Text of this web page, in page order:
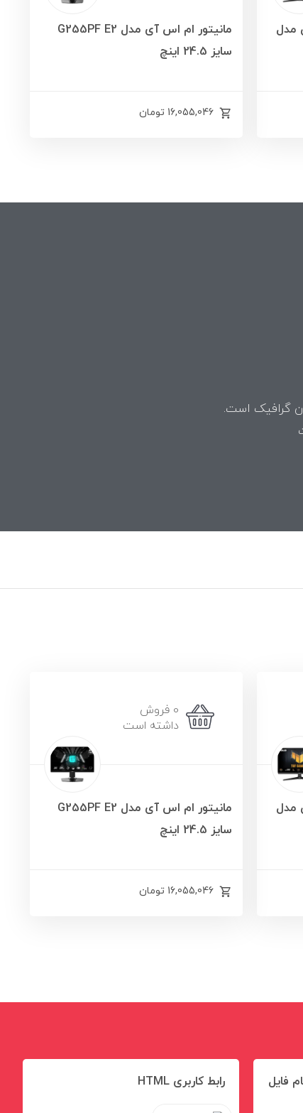
مدل
مانیتور ام اس آی مدل G255PF E2
سایز 24.5 اینچ
16,055,046 تومان
گرافیک است.
مدل
0 فروش
داشته است
مانیتور ام اس آی مدل G255PF E2
سایز 24.5 اینچ
16,055,046 تومان
فایل
رابط کاربری HTML